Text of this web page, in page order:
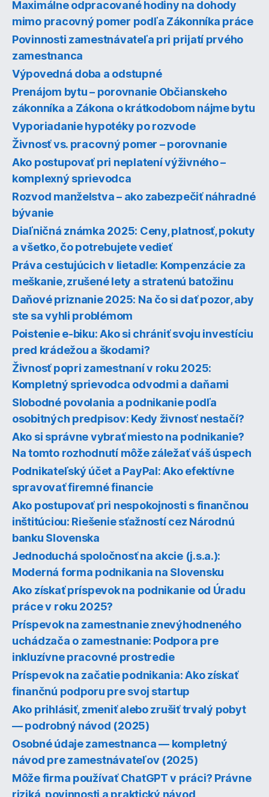
Maximálne odpracované hodiny na dohody
mimo pracovný pomer podľa Zákonníka práce
Povinnosti zamestnávateľa pri prijatí prvého
zamestnanca
Výpovedná doba a odstupné
Prenájom bytu – porovnanie Občianskeho
zákonníka a Zákona o krátkodobom nájme bytu
Vyporiadanie hypotéky po rozvode
Živnosť vs. pracovný pomer – porovnanie
Ako postupovať pri neplatení výživného –
komplexný sprievodca
Rozvod manželstva – ako zabezpečiť náhradné
bývanie
Diaľničná známka 2025: Ceny, platnosť, pokuty
a všetko, čo potrebujete vedieť
Práva cestujúcich v lietadle: Kompenzácie za
meškanie, zrušené lety a stratenú batožinu
Daňové priznanie 2025: Na čo si dať pozor, aby
ste sa vyhli problémom
Poistenie e-biku: Ako si chrániť svoju investíciu
pred krádežou a škodami?
Živnosť popri zamestnaní v roku 2025:
Kompletný sprievodca odvodmi a daňami
Slobodné povolania a podnikanie podľa
osobitných predpisov: Kedy živnosť nestačí?
Ako si správne vybrať miesto na podnikanie?
Na tomto rozhodnutí môže záležať váš úspech
Podnikateľský účet a PayPal: Ako efektívne
spravovať firemné financie
Ako postupovať pri nespokojnosti s finančnou
inštitúciou: Riešenie sťažností cez Národnú
banku Slovenska
Jednoduchá spoločnosť na akcie (j.s.a.):
Moderná forma podnikania na Slovensku
Ako získať príspevok na podnikanie od Úradu
práce v roku 2025?
Príspevok na zamestnanie znevýhodneného
uchádzača o zamestnanie: Podpora pre
inkluzívne pracovné prostredie
Príspevok na začatie podnikania: Ako získať
finančnú podporu pre svoj startup
Ako prihlásiť, zmeniť alebo zrušiť trvalý pobyt
— podrobný návod (2025)
Osobné údaje zamestnanca — kompletný
návod pre zamestnávateľov (2025)
Môže firma používať ChatGPT v práci? Právne